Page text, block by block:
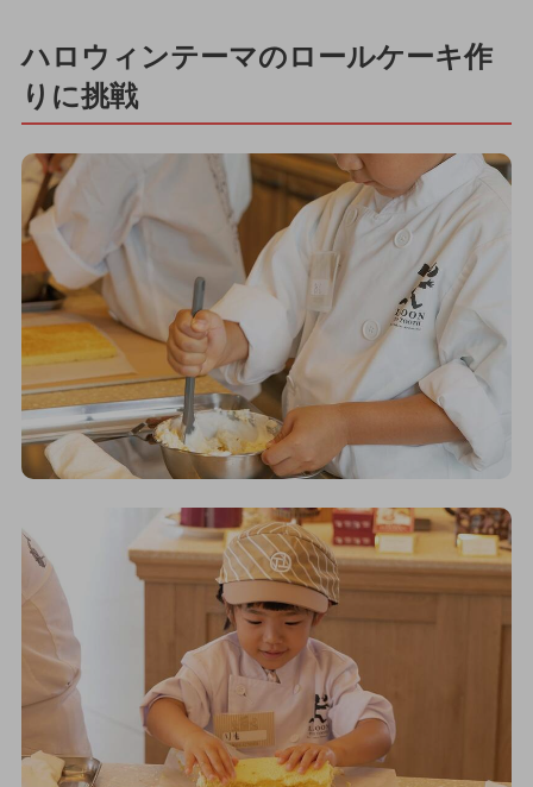
ハロウィンテーマのロールケーキ作
りに挑戦